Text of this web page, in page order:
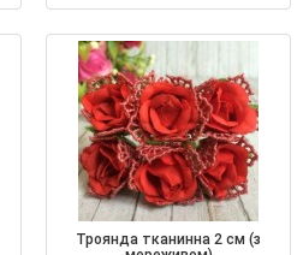
троянда тканинна 2 см (з